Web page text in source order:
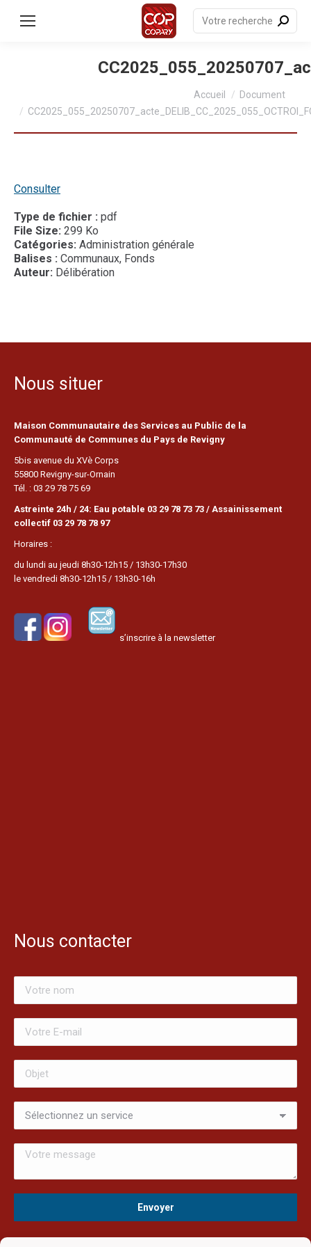
principal
Recherche
:
Accueil
Document
Consulter
Type de fichier : pdf
File Size: 299 Ko
Catégories: Administration générale
Balises : Communaux, Fonds
Auteur: Délibération
Nous situer
Maison Communautaire des Services au Public de la
Communauté de Communes du Pays de Revigny
5bis avenue du XVè Corps
55800 Revigny-sur-Ornain
Tél. : 03 29 78 75 69
Astreinte 24h / 24: Eau potable 03 29 78 73 73 / Assainissement
collectif 03 29 78 78 97
Horaires :
du lundi au jeudi 8h30-12h15 / 13h30-17h30
le vendredi 8h30-12h15 / 13h30-16h
s’inscrire à la newsletter
Nous contacter